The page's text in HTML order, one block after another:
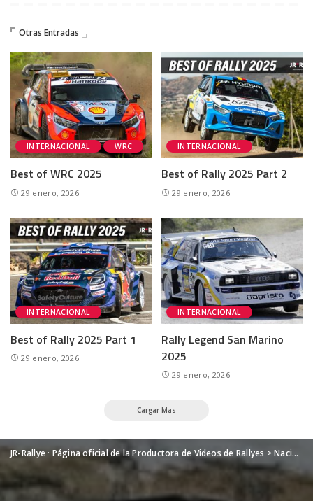
Otras Entradas
INTERNACIONAL WRC
Best of WRC 2025
29 enero, 2026
INTERNACIONAL
Best of Rally 2025 Part 2
29 enero, 2026
INTERNACIONAL
Best of Rally 2025 Part 1
29 enero, 2026
INTERNACIONAL
Rally Legend San Marino
2025
29 enero, 2026
Cargar Mas
JR-Rallye · Página oficial de la Productora de Videos de Rallyes >Nacional